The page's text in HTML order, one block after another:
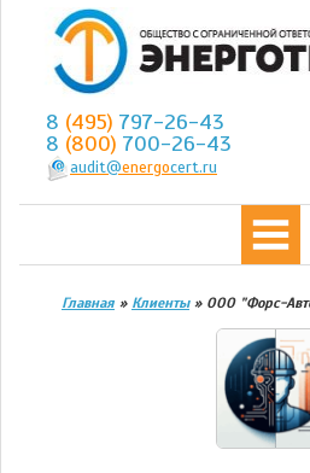
8 (495) 797-26-43
8 (800) 700-26-43
audit@energocert.ru
Главная » Клиенты» ООО "Форс-